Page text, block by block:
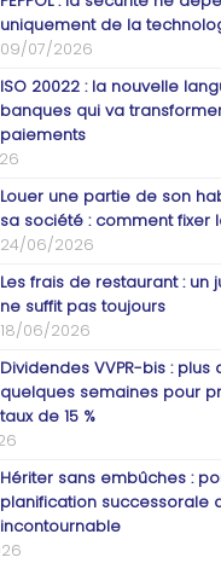
uniquement de la
09/07/2026
ISO 20022 : la nouvelle
banques qui va
paiements
Louer une partie de son
sa société : comment fixer
24/06/2026
Les frais de restaurant : un
ne suffit pas toujours
18/06/2026
Dividendes VVPR-bis : plus
quelques semaines pour
taux de 15 %
Hériter sans embûches :
planification successorale
incontournable